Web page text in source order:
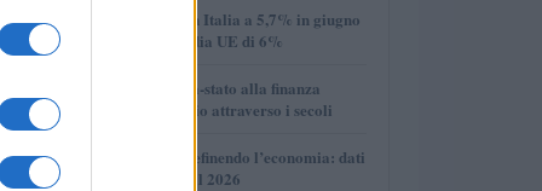
1
Disoccupazione in Italia a 5,7% in giugno
2026, sotto la media UE di 6%
2
Dalle antiche città-stato alla finanza
globale: un viaggio attraverso i secoli
3
Come l’IA sta ridefinendo l’economia: dati
e prospettive per il 2026